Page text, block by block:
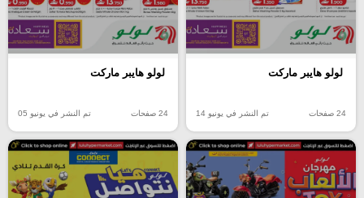
لولو هايبر ماركت
24 صفحات تم النشر في يونيو 14
لولو هايبر ماركت
24 صفحات تم النشر في يونيو 05